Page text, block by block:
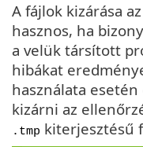
A fájlok kizárása
hasznos, ha
a velük társított
hibákat
használata
kizárni az
.tmp kiterjesztésű